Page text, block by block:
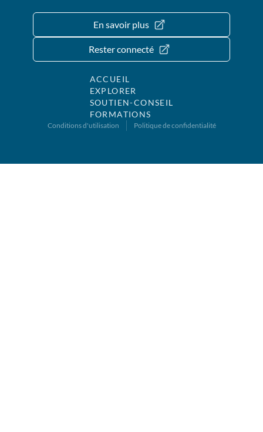
En savoir plus
Rester connecté
ACCUEIL
EXPLORER
SOUTIEN-CONSEIL
FORMATIONS
Conditions d'utilisation Politique de confidentialité